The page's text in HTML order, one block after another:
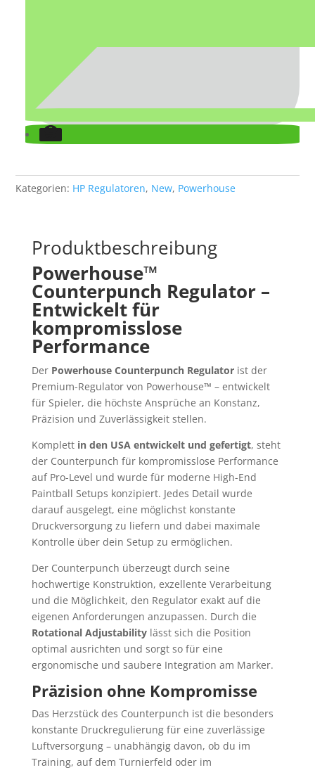
Kategorien: HP Regulatoren, New, Powerhouse
Produktbeschreibung
Powerhouse™
Counterpunch Regulator –
Entwickelt für
kompromisslose
Performance
Der Powerhouse Counterpunch Regulatorist der
Premium-Regulator von Powerhouse™ – entwickelt
für Spieler, die höchste Ansprüche an Konstanz,
Präzision und Zuverlässigkeit stellen.
Komplett in den USA entwickelt und gefertigt, steht
der Counterpunch für kompromisslose Performance
auf Pro-Level und wurde für moderne High-End
Paintball Setups konzipiert. Jedes Detail wurde
darauf ausgelegt, eine möglichst konstante
Druckversorgung zu liefern und dabei maximale
Kontrolle über dein Setup zu ermöglichen.
Der Counterpunch überzeugt durch seine
hochwertige Konstruktion, exzellente Verarbeitung
und die Möglichkeit, den Regulator exakt auf die
eigenen Anforderungen anzupassen. Durch die
Rotational Adjustabilitylässt sich die Position
optimal ausrichten und sorgt so für eine
ergonomische und saubere Integration am Marker.
Präzision ohne Kompromisse
Das Herzstück des Counterpunch ist die besonders
konstante Druckregulierung für eine zuverlässige
Luftversorgung – unabhängig davon, ob du im
Training, auf dem Turnierfeld oder im